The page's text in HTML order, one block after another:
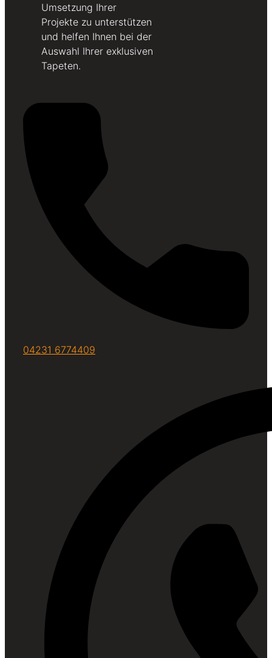
Umsetzung Ihrer
Projekte zu unterstützen
und helfen Ihnen bei der
Auswahl Ihrer exklusiven
Tapeten.
04231 6774409